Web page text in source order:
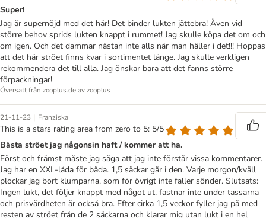
Super!
Jag är supernöjd med det här! Det binder lukten jättebra! Även vid
större behov sprids lukten knappt i rummet! Jag skulle köpa det om och
om igen. Och det dammar nästan inte alls när man häller i det!!! Hoppas
att det här ströet finns kvar i sortimentet länge. Jag skulle verkligen
rekommendera det till alla. Jag önskar bara att det fanns större
förpackningar!
Översatt från zooplus.de av zooplus
21-11-23 | Franziska
This is a stars rating area from zero to 5: 5/5
Bästa ströet jag någonsin haft / kommer att ha.
Först och främst måste jag säga att jag inte förstår vissa kommentarer.
Jag har en XXL-låda för båda. 1,5 säckar går i den. Varje morgon/kväll
plockar jag bort klumparna, som för övrigt inte faller sönder. Slutsats:
Ingen lukt, det följer knappt med något ut, fastnar inte under tassarna
och prisvärdheten är också bra. Efter cirka 1,5 veckor fyller jag på med
resten av ströet från de 2 säckarna och klarar mig utan lukt i en hel